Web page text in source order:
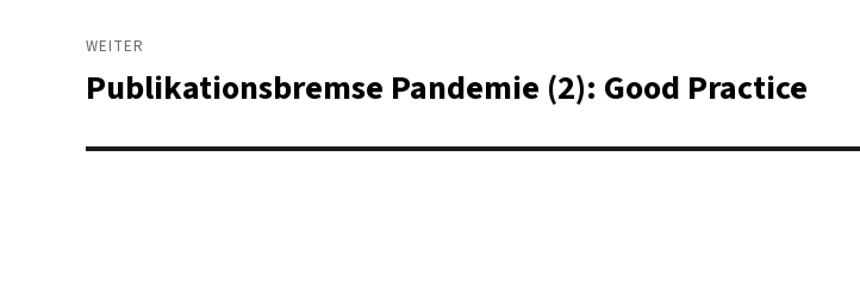
WEITER
Nächster
Publikationsbremse Pandemie (2): Good Practice